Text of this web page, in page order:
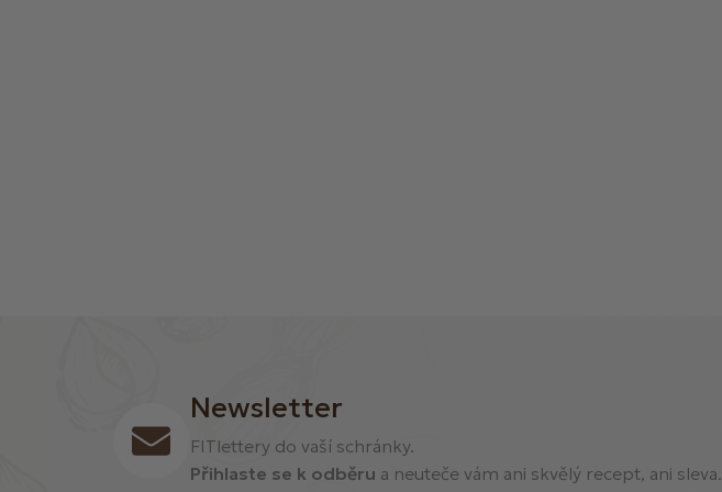
Newsletter
FITlettery do vaší schránky.
Přihlaste se k odběru a neuteče vám ani skvělý recept, ani sleva.